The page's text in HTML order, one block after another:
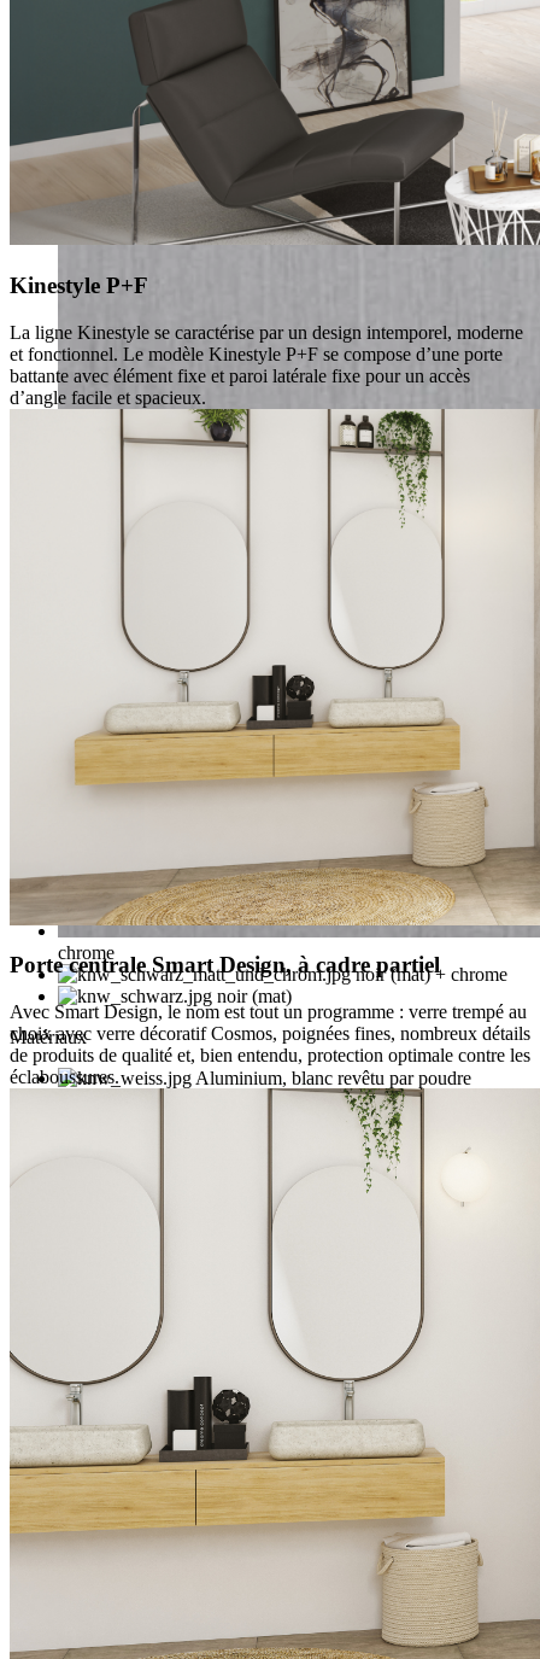
Kinestyle P+F
La ligne Kinestyle se caractérise par un design intemporel, moderne
et fonctionnel. Le modèle Kinestyle P+F se compose d’une porte
battante avec élément fixe et paroi latérale fixe pour un accès
d’angle facile et spacieux.
Porte centrale Smart Design, à cadre partiel
Avec Smart Design, le nom est tout un programme : verre trempé au
choix avec verre décoratif Cosmos, poignées fines, nombreux détails
de produits de qualité et, bien entendu, protection optimale contre les
éclaboussures.
chrome
noir (mat) + chrome
noir (mat)
Matériaux
Aluminium, blanc revêtu par poudre
Acier inoxydable
Aluminium, chromé
Aluminium chromé +
Aluminium, noir revêtu par poudre
Différentes dimensions ou adaptations possibles
Accès aisé
Traitement anti-calcaire
Hauteur d’accès
Hauteur
Épaisseur du verre
Montage exprès
Soft Close